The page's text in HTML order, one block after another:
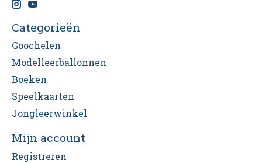
Categorieën
Goochelen
Modelleerballonnen
Boeken
Speelkaarten
Jongleerwinkel
Mijn account
Registreren